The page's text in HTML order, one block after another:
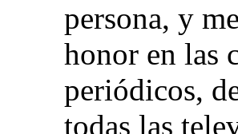
persona, y
honor en las
periódicos,
todas las